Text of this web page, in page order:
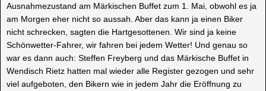
Ausnahmezustand am Märkischen Buffet zum 1. Mai, obwohl es ja
am Morgen eher nicht so aussah. Aber das kann ja einen Biker
nicht schrecken, sagten die Hartgesottenen. Wir sind ja keine
Schönwetter-Fahrer, wir fahren bei jedem Wetter! Und genau so
war es dann auch: Steffen Freyberg und das Märkische Buffet in
Wendisch Rietz hatten mal wieder alle Register gezogen und sehr
viel aufgeboten, den Bikern wie in jedem Jahr die Eröffnung zu